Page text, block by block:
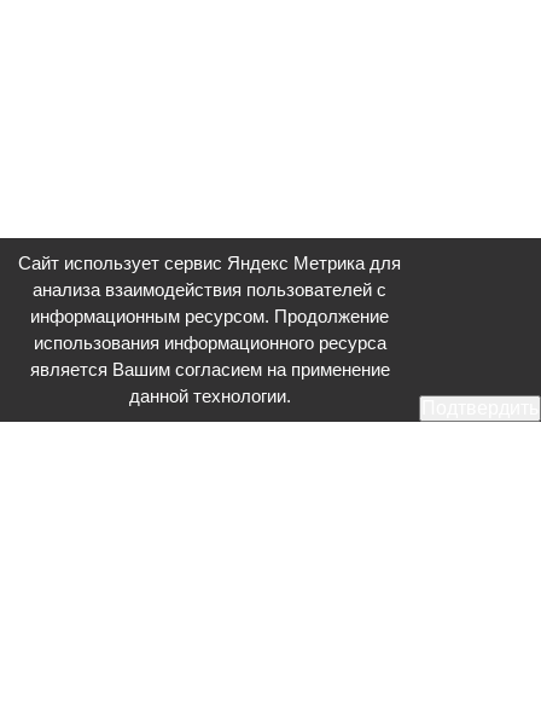
Сайт использует сервис Яндекс Метрика для
анализа взаимодействия пользователей с
информационным ресурсом. Продолжение
использования информационного ресурса
является Вашим согласием на применение
данной технологии.